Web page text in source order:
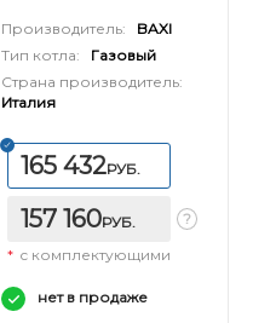
Производитель:
BAXI
Тип котла:
Газовый
Страна производитель:
Италия
165 432РУБ.
157 160РУБ.
* с комплектующими
нет в продаже